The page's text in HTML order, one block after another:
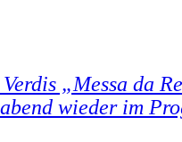
„Messa da
wieder im